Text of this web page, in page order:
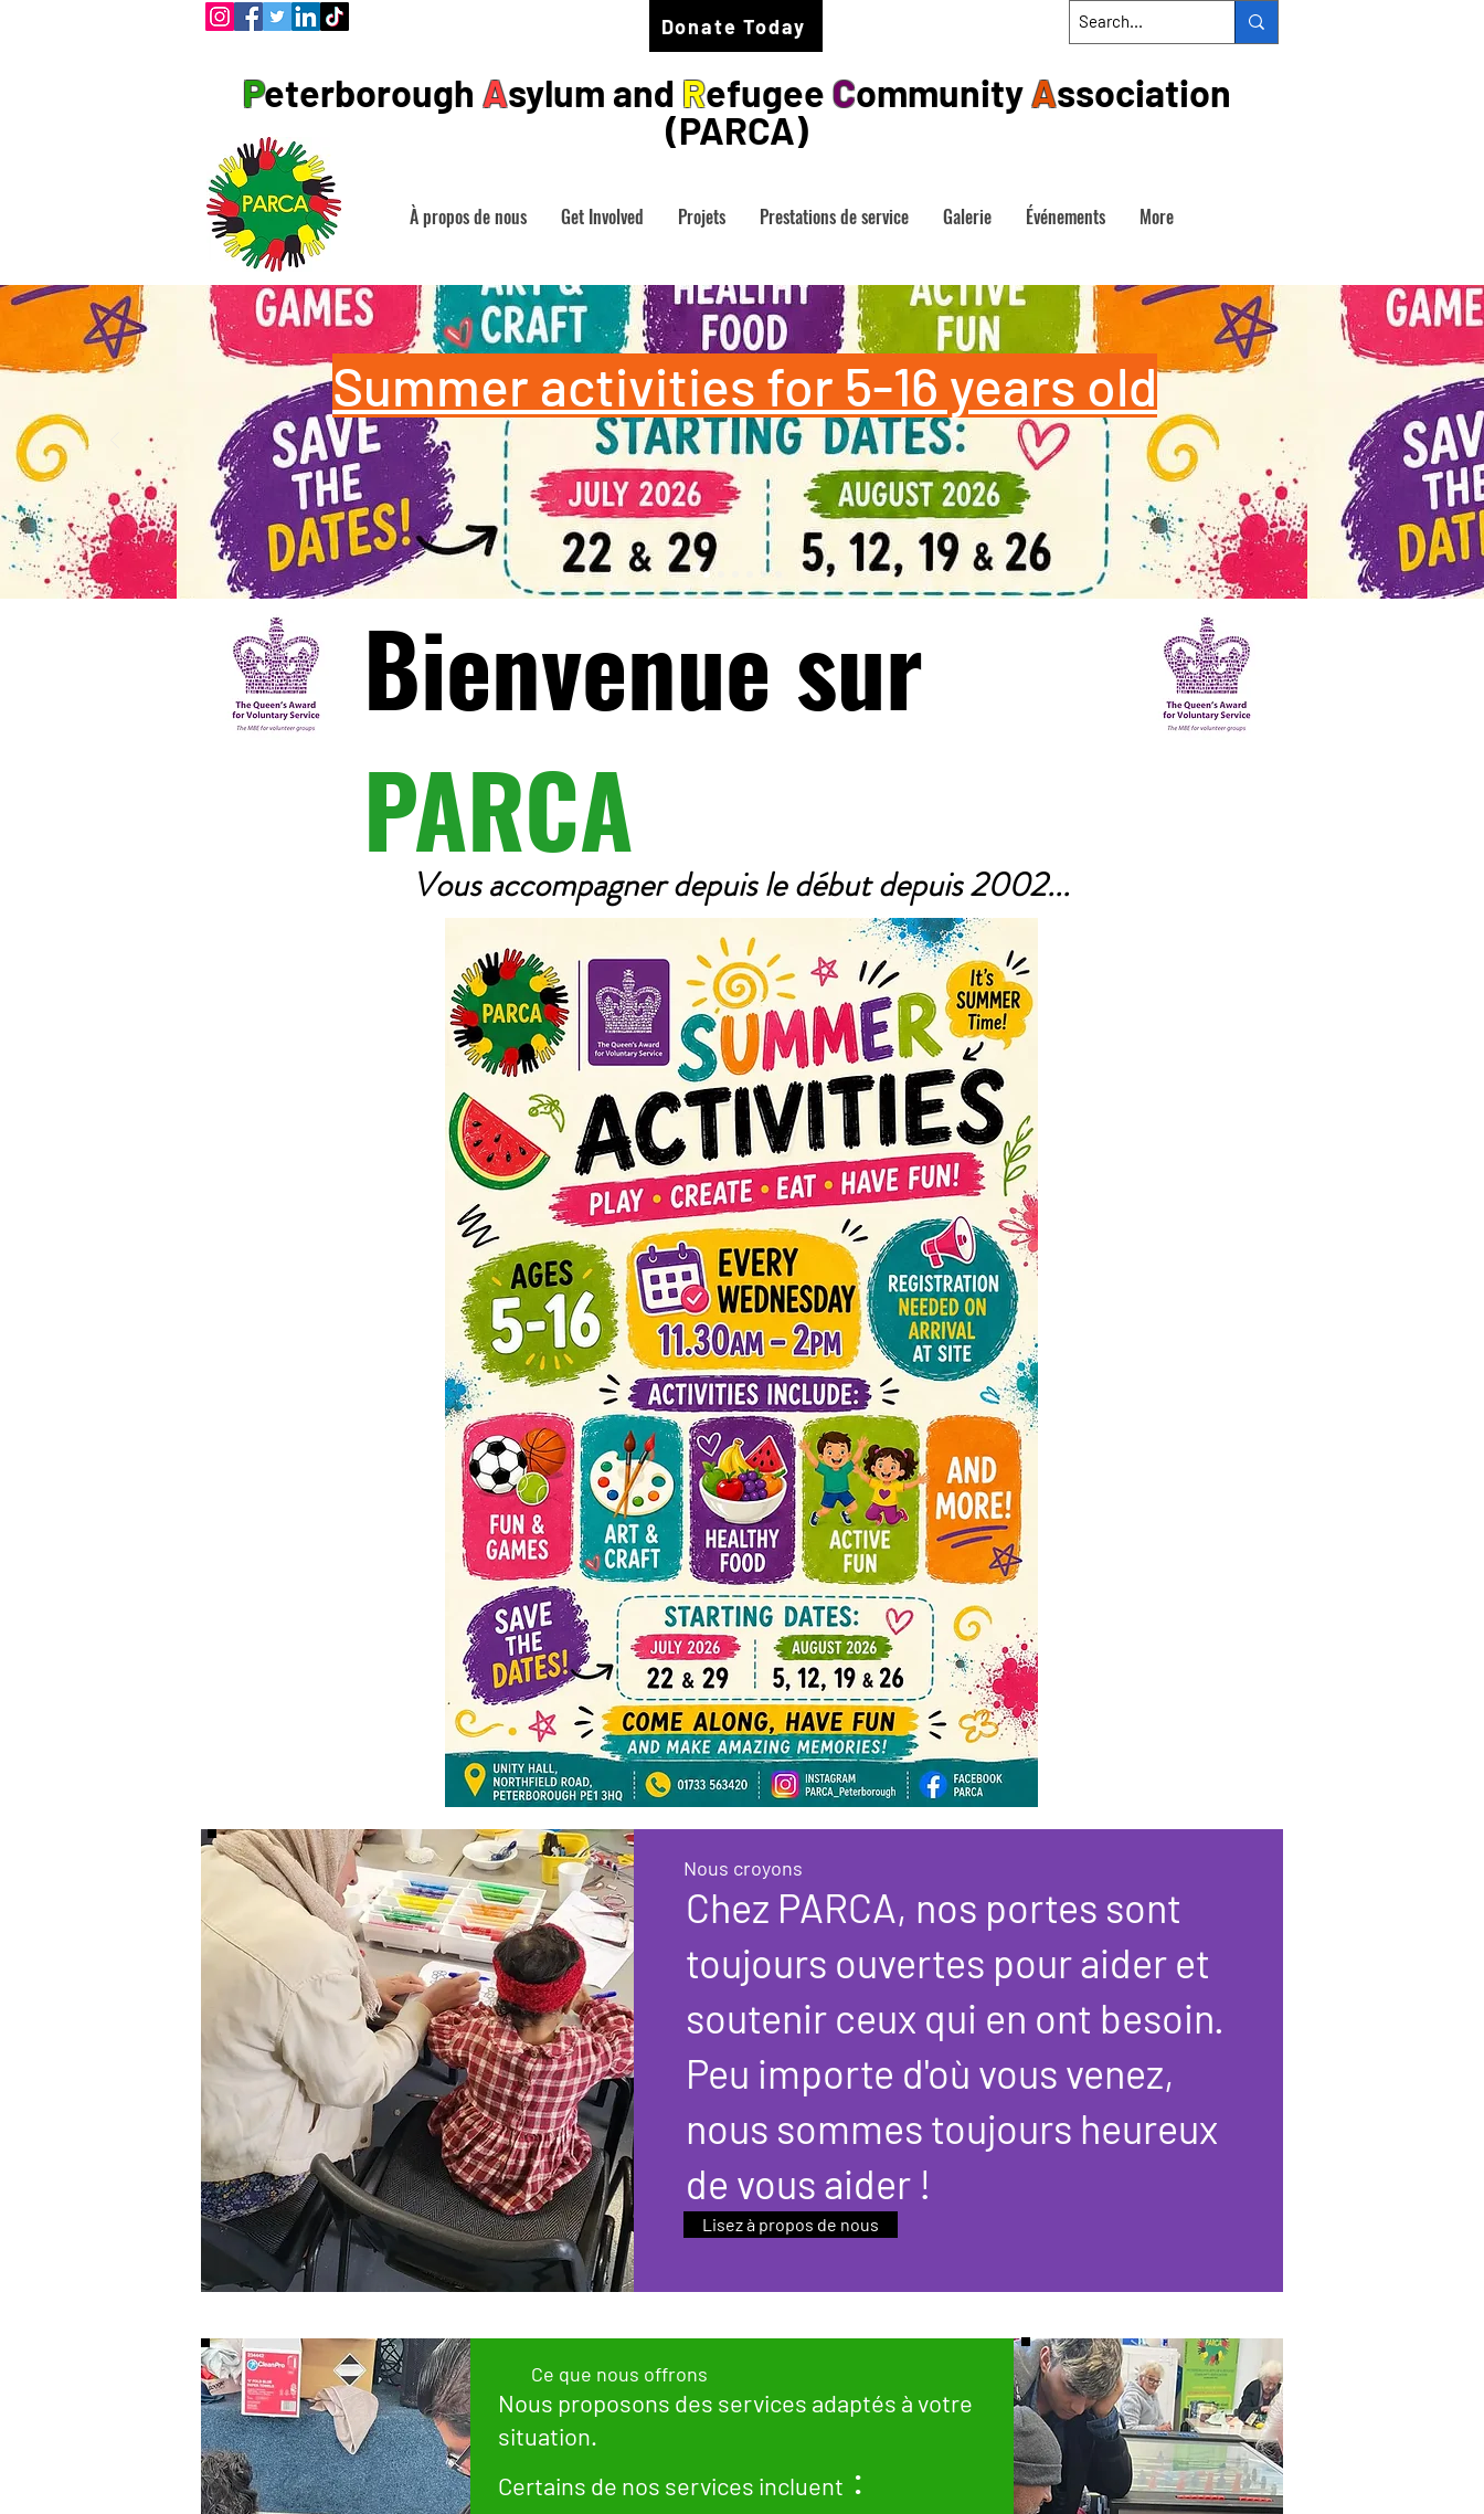
Donate Today
Peterborough Asylum and RefugeeCommunityAssociation
(PARCA)
À propos de nous Get Involved Projets Prestations de service Galerie Événements More
Summer activities for 5-16 years old
Bienvenue sur
PARCA
Vous accompagner depuis le début depuis 2002...
Nous croyons
Chez PARCA, nos portes sont
toujours ouvertes pour aider et
soutenir ceux qui en ont besoin.
Peu importe d'où vous venez,
nous sommes toujours heureux
de vous aider !
Lisez à propos de nous
Ce que nous offrons
Nous proposons des services adaptés à votre
situation.
Certains de nos services incluent :